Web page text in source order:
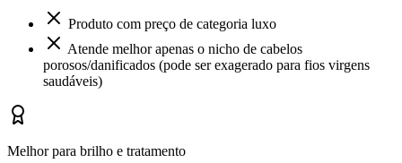
Produto com preço de categoria luxo
Atende melhor apenas o nicho de cabelos
porosos/danificados (pode ser exagerado para fios virgens
saudáveis)
Melhor para brilho e tratamento